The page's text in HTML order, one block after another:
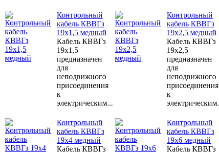
Контрольный
кабель КВВГз
19х1,5 медный
Кабель КВВГз
19х1,5
предназначен
для
неподвижного
присоединения
к
электрическим...
Контрольный
кабель КВВГз
19х2,5 медный
Кабель КВВГз
19х2,5
предназначен
для
неподвижного
присоединения
к
Контрольный
кабель КВВГз
19х4 медный
Кабель КВВГз
Контрольный
кабель КВВГз
19х6 медный
Кабель КВВГз